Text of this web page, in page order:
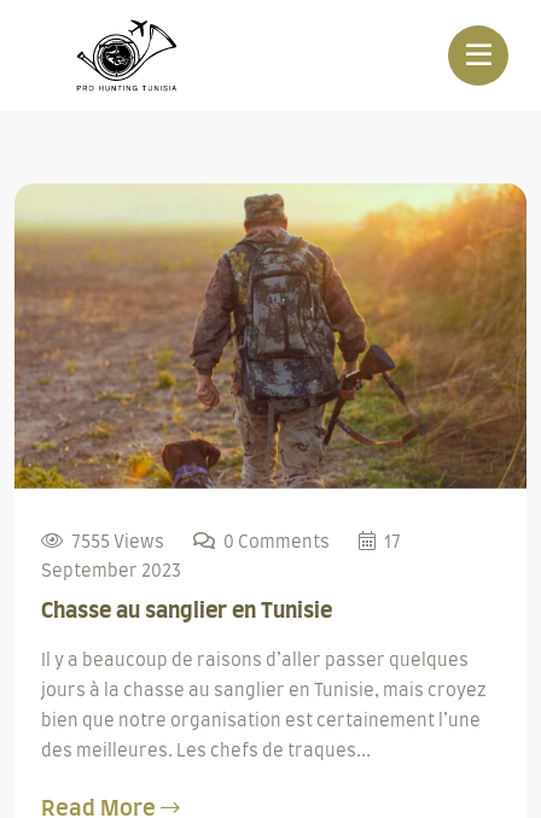
7555 Views 0 Comments
17
September 2023
Chasse au sanglier en Tunisie
Il y a beaucoup de raisons d’aller passer quelques
jours à la chasse au sanglier en Tunisie, mais croyez
bien que notre organisation est certainement l’une
des meilleures. Les chefs de traques...
Read More